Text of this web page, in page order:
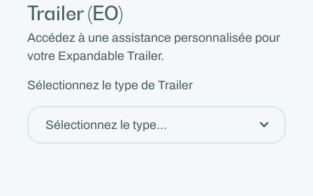
Trailer (EO)
Accédez à une assistance personnalisée pour
votre Expandable Trailer.
Sélectionnez le type de Trailer
Sélectionnez le type...